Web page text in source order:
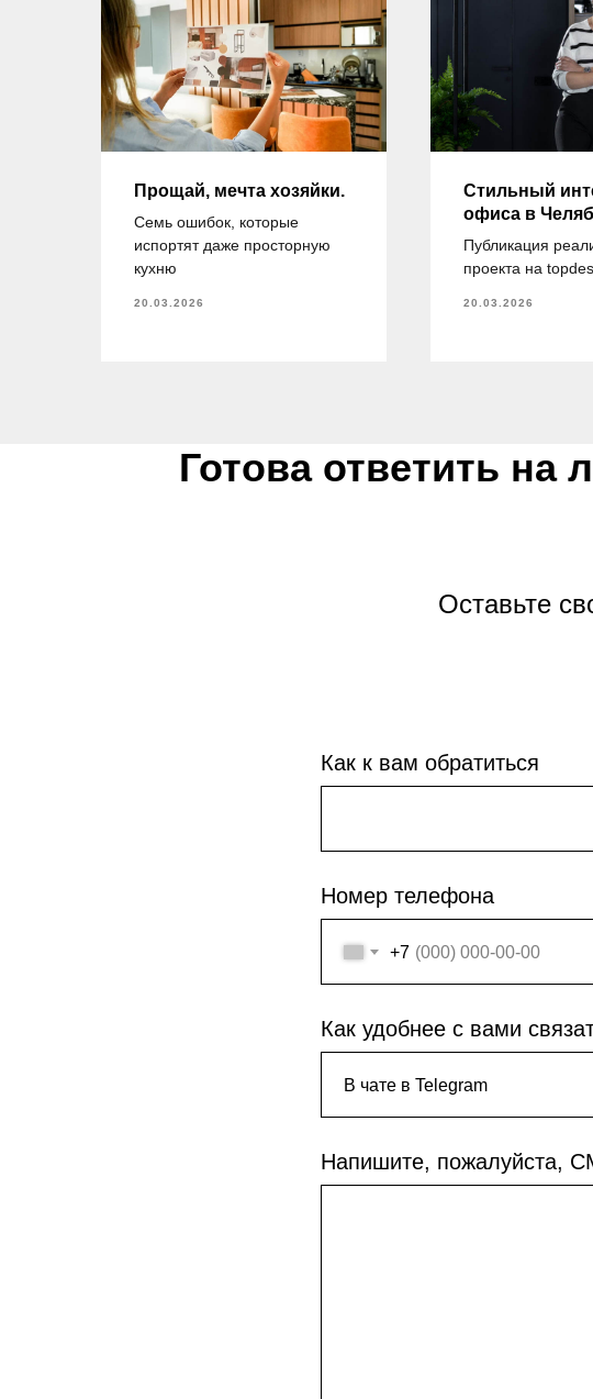
Прощай, мечта хозяйки.
Семь ошибок, которые
испортят даже просторную
кухню
20.03.2026
Стильный
офиса в
Публикация
проекта на
20.03.2026
Готова ответить
Оставьте
Как к вам обратиться
Номер телефона
+7
Как удобнее с вами
Напишите, пожалуйста,